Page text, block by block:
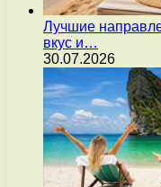
Лучшие
вкус и…
30.07.2026